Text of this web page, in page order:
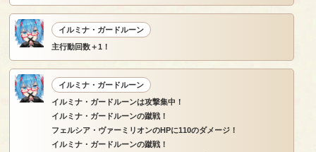
イルミナ・ガードルーン
主行動回数＋1！
イルミナ・ガードルーン
イルミナ・ガードルーンは攻撃集中！
イルミナ・ガードルーンの蹴戦！
フェルシア・ヴァーミリオンのHPに110のダメージ！
イルミナ・ガードルーンの蹴戦！